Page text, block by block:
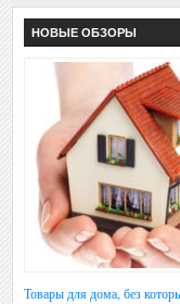
НОВЫЕ ОБЗОРЫ
Товары для дома, без